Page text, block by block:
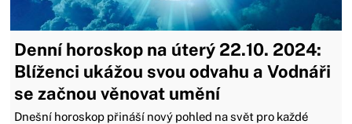
Denní horoskop na úterý 22.10. 2024:
Blíženci ukážou svou odvahu a Vodnáři
se začnou věnovat umění
Dnešní horoskop přináší nový pohled na svět pro každé